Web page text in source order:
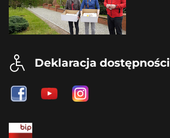
Deklaracja dostępności